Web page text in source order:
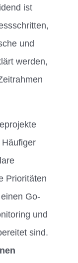
ist
und
werden,
Prioritäten
Go-
und
sind.